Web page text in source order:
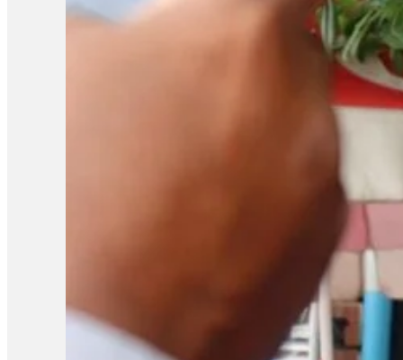
ស្នើសុំឱ្យនៅក្រៅឃុំនេះ គឺជាសវនាការហៅថាមុនអង្គសេចក្តី។ មុន
សវនាការអង្គសេចក្តីហ្នឹង បានចូលសវនាការមុនអង្គសេចក្តី»។
ប្រកាសសាលក្រមករណីនេះនៅថ្ងៃទី៣ ខែសីហា ឆ្នាំ២០២៥។ លោក សឺ
តុលាការនឹងពិចារណាដើម្បីឱ្យពួកគាត់បាននៅក្រៅឃុំដោយសារ ហេ
ដែលតុលាការគម្បីពិចារណា»។ បងស្រីបង្កើតរបស់សកម្មជនកិច្ចព្រម
គាត់និងបានបង្កឱ្យមានការលំបាកផ្នែកជីវភាពជាច្រើន។ កញ្ញាថា
«ជាក្ដីសង្ឃឹម ហើយនិងជាសំណូមពរគឺសុំឱ្យលោកតុលាការពិចារណាទៅ
ផ្សព្វផ្សាយអំពីច្បាប់ អ៊ីចឹងពួកគាត់បានបញ្ជាក់ហើយៗថាគាត់គ្រាន់
សាន សិទ្ធិ ជាប់ឃុំមក អ្នកស្រីត្រូវរ៉ាប់រងគ្រប់យ៉ាងក្នុងគ្រួសារដែលមា
ស្រាប់ហើយស្រុកយើងនេះខាងធនាគារ ខាងកូនរៀនផង ទឹកភ្លើងគ្រប់មុ
ទម្លាក់បទចោទគាត់ ហើយមើលទៅប៉ាវា មើលទៅសុខភាពគាត់ទ្រុឌទ្រ
ពេលឥឡូវនេះគាត់ថាស្តាប់បានតែ៣០ទេហើយស្គមឡើងជ្រួញឡើងស្ល
សវនាការព្រឹកនេះ កត់សម្គាល់ថា រយៈពេលនៃការឃុំខ្លួនសកម្មជន
ទោសឱ្យជាប់ពន្ធនាគារពី ៦ខែ ទៅ២ឆ្នាំ ហើយមកដល់សព្វថ្ងៃនេះ គឺ
អង្គសេចក្ដី គឺសុំនៅក្រៅឃុំ។ ករណីនេះ លោក យី…